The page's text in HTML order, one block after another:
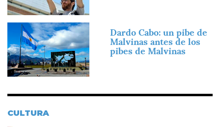
Imagen
Dardo Cabo: un pibe de
Malvinas antes de los
pibes de Malvinas
CULTURA